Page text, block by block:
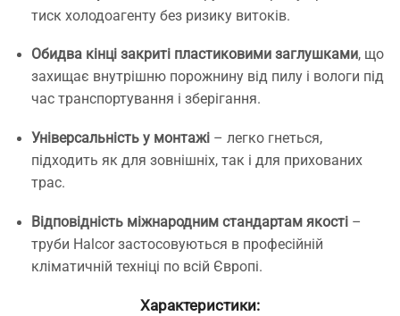
тиск холодоагенту без ризику витоків.
Обидва кінці закриті пластиковими заглушками, що
захищає внутрішню порожнину від пилу і вологи під
час транспортування і зберігання.
Універсальність у монтажі – легко гнеться,
підходить як для зовнішніх, так і для прихованих
трас.
Відповідність міжнародним стандартам якості –
труби Halcor застосовуються в професійній
кліматичній техніці по всій Європі.
Характеристики: